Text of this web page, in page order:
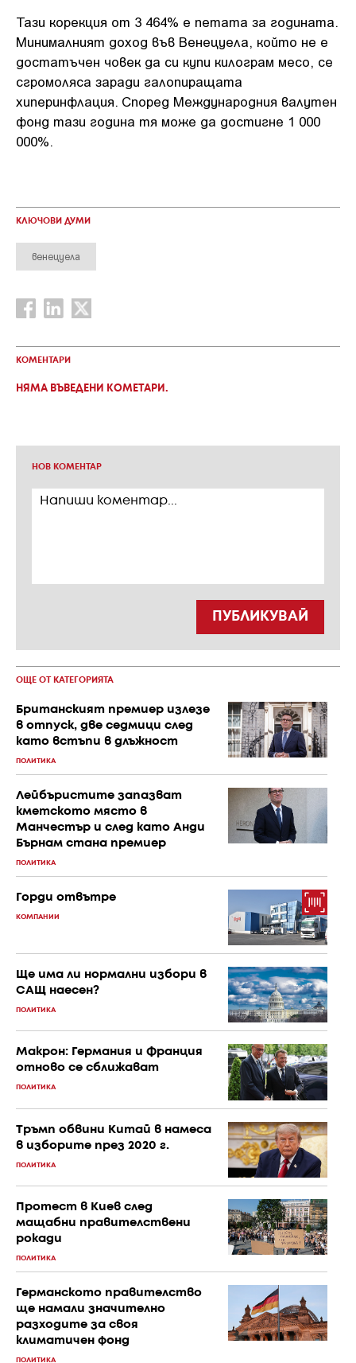
Тази корекция от 3 464% е петата за годината.
Минималният доход във Венецуела, който не е
достатъчен човек да си купи килограм месо, се
сгромоляса заради галопиращата
хиперинфлация. Според Международния валутен
фонд тази година тя може да достигне 1 000
000%.
КЛЮЧОВИ ДУМИ
венецуела
КОМЕНТАРИ
НЯМА ВЪВЕДЕНИ КОМЕТАРИ.
НОВ КОМЕНТАР
ПУБЛИКУВАЙ
ОЩЕ ОТ КАТЕГОРИЯТА
Британският премиер излезе
в отпуск, две седмици след
като встъпи в длъжност
ПОЛИТИКА
Лейбъристите запазват
кметското място в
Манчестър и след като Анди
Бърнам стана премиер
ПОЛИТИКА
Горди отвътре
КОМПАНИИ
Ще има ли нормални избори в
САЩ наесен?
ПОЛИТИКА
Макрон: Германия и Франция
отново се сближават
ПОЛИТИКА
Тръмп обвини Китай в намеса
в изборите през 2020 г.
ПОЛИТИКА
Протест в Киев след
мащабни правителствени
рокади
ПОЛИТИКА
Германското правителство
ще намали значително
разходите за своя
климатичен фонд
ПОЛИТИКА